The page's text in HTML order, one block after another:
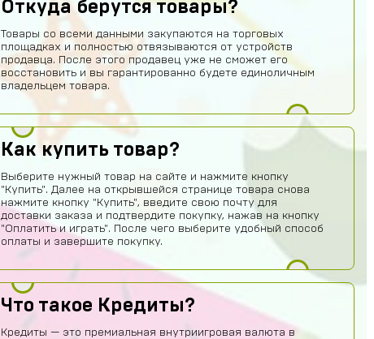
Откуда берутся товары?
Товары со всеми данными закупаются на торговых
площадках и полностью отвязываются от устройств
продавца. После этого продавец уже не сможет его
восстановить и вы гарантированно будете единоличным
владельцем товара.
Как купить товар?
Выберите нужный товар на сайте и нажмите кнопку
"Купить". Далее на открывшейся странице товара снова
нажмите кнопку "Купить", введите свою почту для
доставки заказа и подтвердите покупку, нажав на кнопку
"Оплатить и играть". После чего выберите удобный способ
оплаты и завершите покупку.
Что такое Кредиты?
Кредиты — это премиальная внутриигровая валюта в